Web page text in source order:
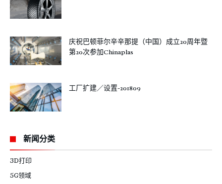
庆祝巴顿菲尔辛辛那提（中国）成立20周年暨
第20次参加Chinaplas
工厂扩建／设置-201809
新闻分类
3D打印
5G领域